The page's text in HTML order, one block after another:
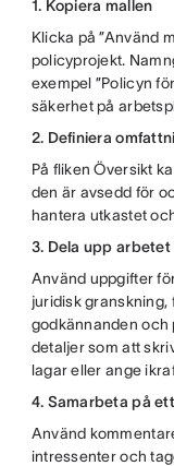
1. Kopiera mallen
Klicka på ”Använd
policyprojekt.
exempel ”Policyn
säkerhet på
2. Definiera
På fliken Översikt
den är avsedd för
hantera utkastet
3. Dela upp arbetet
Använd uppgifter
juridisk
godkännanden och
detaljer som att
lagar eller ange
4. Samarbeta på
Använd
intressenter och